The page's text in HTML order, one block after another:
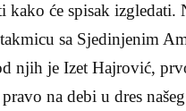
kako će spisak izgledati.
sa Sjedinjenim
njih je Izet Hajrović,
na debi u dres